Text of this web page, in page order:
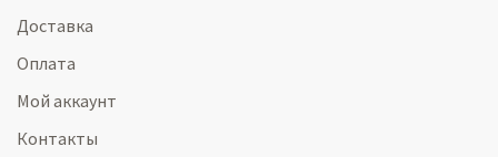
Доставка
Оплата
Мой аккаунт
Контакты